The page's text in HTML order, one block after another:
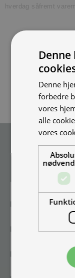
hverdag såfremt
Vær blandt de
Denne
forbedre
vores
alle
vores